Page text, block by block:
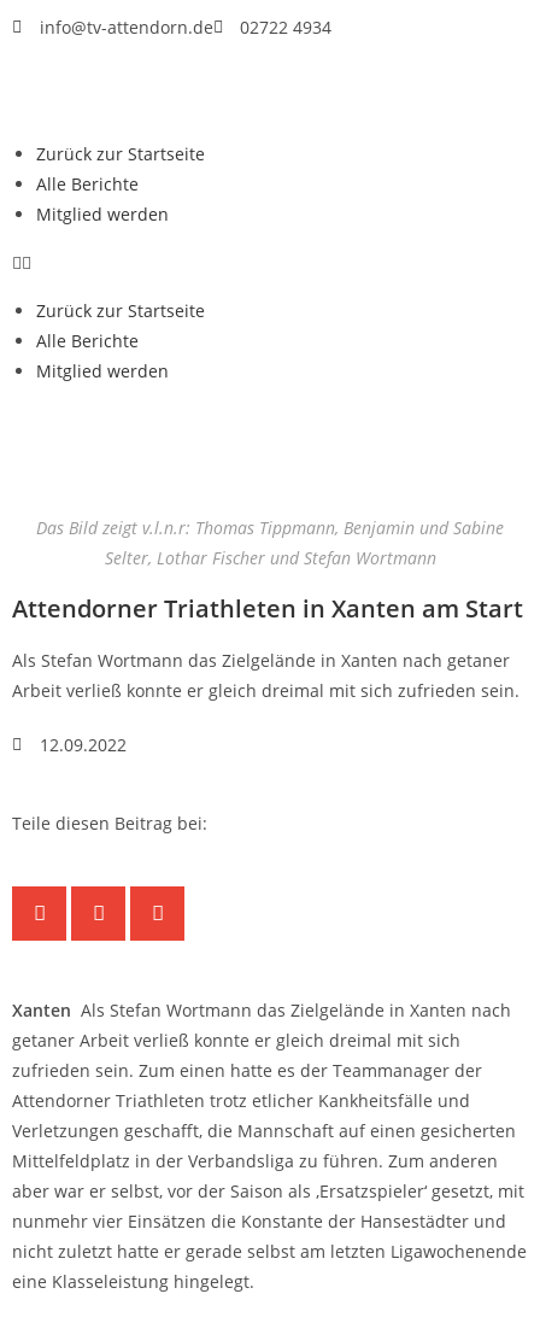
info@tv-attendorn.de 02722 4934
Zurück zur Startseite
Alle Berichte
Mitglied werden
Zurück zur Startseite
Alle Berichte
Mitglied werden
Attendorner Triathleten in Xanten am Start
Als Stefan Wortmann das Zielgelände in Xanten nach getaner
Arbeit verließ konnte er gleich dreimal mit sich zufrieden sein.
12.09.2022
Teile diesen Beitrag bei:
Das Bild zeigt v.l.n.r: Thomas Tippmann, Benjamin und Sabine
Selter, Lothar Fischer und Stefan Wortmann
Xanten Als Stefan Wortmann das Zielgelände in Xanten nach
getaner Arbeit verließ konnte er gleich dreimal mit sich
zufrieden sein. Zum einen hatte es der Teammanager der
Attendorner Triathleten trotz etlicher Kankheitsfälle und
Verletzungen geschafft, die Mannschaft auf einen gesicherten
Mittelfeldplatz in der Verbandsliga zu führen. Zum anderen
aber war er selbst, vor der Saison als ‚Ersatzspieler‘ gesetzt, mit
nunmehr vier Einsätzen die Konstante der Hansestädter und
nicht zuletzt hatte er gerade selbst am letzten Ligawochenende
eine Klasseleistung hingelegt.